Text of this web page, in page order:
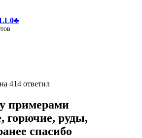
414 ответил
примерами
горючие, руды,
спасибо